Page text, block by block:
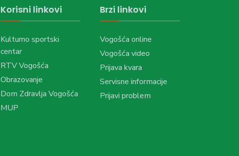
Korisni linkovi
Kulturno sportski
centar
RTV Vogošća
Obrazovanje
Dom Zdravlja Vogošća
MUP
Brzi linkovi
Vogošća online
Vogošća video
Prijava kvara
Servisne informacije
Prijavi problem